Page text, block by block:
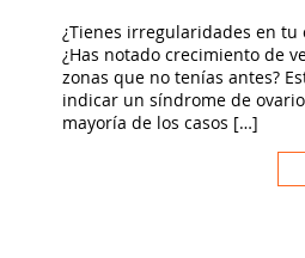
¿Tienes irregularidades en tu
¿Has notado crecimiento de
zonas que no tenías antes?
indicar un síndrome de
mayoría de los casos […]